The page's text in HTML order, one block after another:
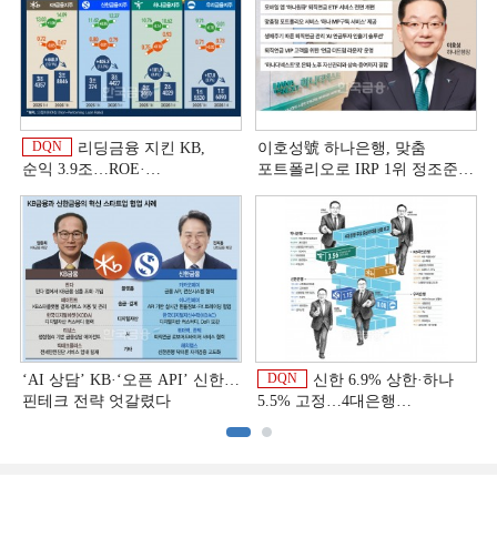
DQN
리딩금융 지킨 KB,
순익 3.9조…ROE·
상반기 금융 리그테이블]
이호성號 하나은행, 맞춤
포트폴리오로 IRP 1위 정조준
‘AI 상담’ KB·‘오픈 API’ 신한…
핀테크 전략 엇갈렸다
DQN
신한 6.9% 상한·하나
5.5% 고정…4대은행